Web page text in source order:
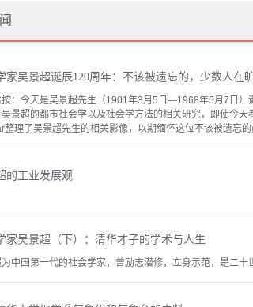
家吴景超诞辰120周年：不该被遗忘的，少数人在
：今天是吴景超先生（1901年3月5日—1968年5月7日）
吴景超的都市社会学以及社会学方法的相关研究，即使今
整理了吴景超先生的相关影像，以期缅怀这位不该被遗忘
的工业发展观
家吴景超（下）：清华才子的学术与人生
中国第一代的社会学家，曾励志潜修，立身示范，是二十